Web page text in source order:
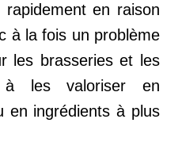
en raison
à la fois un problème
les brasseries et les
à les valoriser en
en ingrédients à plus